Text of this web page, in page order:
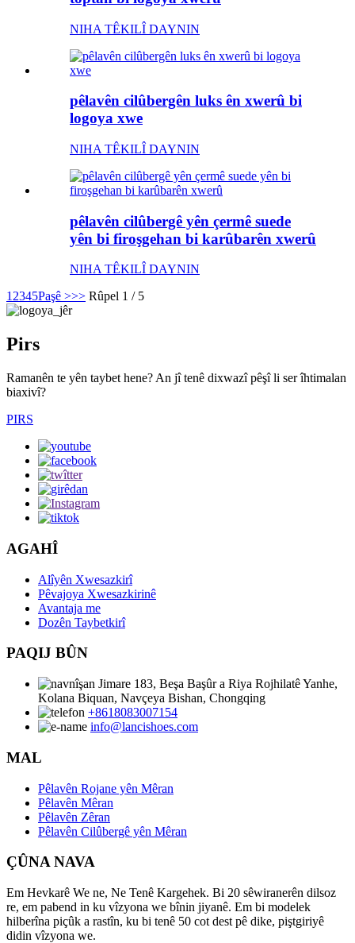
NIHA TÊKILÎ DAYNIN
pêlavên cilûbergên luks ên xwerû bi
logoya xwe
NIHA TÊKILÎ DAYNIN
pêlavên cilûbergê yên çermê suede
yên bi firoşgehan bi karûbarên xwerû
NIHA TÊKILÎ DAYNIN
1 2345Paşê >>> Rûpel 1 / 5
Pirs
Ramanên te yên taybet hene? An jî tenê dixwazî ​​pêşî li ser îhtimalan
biaxivî?
PIRS
AGAHÎ
Alîyên Xwesazkirî
Pêvajoya Xwesazkirinê
Avantaja me
Dozên Taybetkirî
PAQIJ BÛN
Jimare 183, Beşa Başûr a Riya Rojhilatê Yanhe,
Kolana Biquan, Navçeya Bishan, Chongqing
+8618083007154
info@lancishoes.com
MAL
Pêlavên Rojane yên Mêran
Pêlavên Mêran
Pêlavên Zêran
Pêlavên Cilûbergê yên Mêran
ÇÛNA NAVA
Em Hevkarê We ne, Ne Tenê Kargehek. Bi 20 sêwiranerên dilsoz
re, em pabend in ku vîzyona we bînin jiyanê. Em bi modelek
hilberîna piçûk a rastîn, ku bi tenê 50 cot dest pê dike, piştgiriyê
didin vîzyona we.